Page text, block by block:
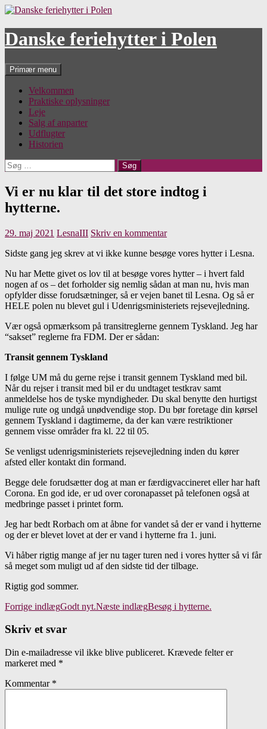
Hop
indhold
Danske feriehytter i Polen
Søg
Primær menu
Velkommen
Praktiske oplysninger
Leje
Salg af anparter
Udflugter
Historien
Søg
efter:
Vi er nu klar til det store indtog i
hytterne.
29. maj 2021 LesnaIII Skriv en kommentar
Sidste gang jeg skrev at vi ikke kunne besøge vores hytter i Lesna.
Nu har Mette givet os lov til at besøge vores hytter – i hvert fald
nogen af os – det forholder sig nemlig sådan at man nu, hvis man
opfylder disse forudsætninger, så er vejen banet til Lesna. Og så er
HELE polen nu blevet gul i Udenrigsministeriets rejsevejledning.
Vær også opmærksom på transitreglerne gennem Tyskland. Jeg har
“sakset” reglerne fra FDM. Der er sådan:
Transit gennem Tyskland
I følge UM må du gerne rejse i transit gennem Tyskland med bil.
Når du rejser i transit med bil er du undtaget testkrav samt
anmeldelse hos de tyske myndigheder. Du skal benytte den hurtigst
mulige rute og undgå unødvendige stop. Du bør foretage din kørsel
gennem Tyskland i dagtimerne, da der kan være restriktioner
gennem visse områder fra kl. 22 til 05.
Se venligst udenrigsministeriets rejsevejledning inden du kører
afsted eller kontakt din formand.
Begge dele forudsætter dog at man er færdigvaccineret eller har haft
Corona. En god ide, er ud over coronapasset på telefonen også at
medbringe passet i printet form.
Jeg har bedt Rorbach om at åbne for vandet så der er vand i hytterne
og der er blevet lovet at der er vand i hytterne fra 1. juni.
Vi håber rigtig mange af jer nu tager turen ned i vores hytter så vi får
så meget som muligt ud af den sidste tid der tilbage.
Rigtig god sommer.
Indlægsnavigation
Forrige indlægGodt nyt.Næste indlægBesøg i hytterne.
Skriv et svar
Din e-mailadresse vil ikke blive publiceret. Krævede felter er
markeret med *
Kommentar *